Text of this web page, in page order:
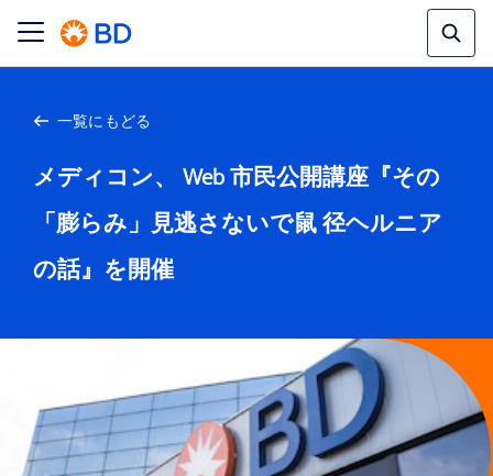
一覧にもどる
メディコン、 Web 市民公開講座『その
「膨らみ」見逃さないで鼠 径ヘルニア